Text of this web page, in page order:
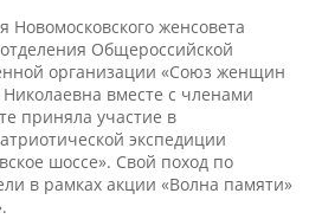
женсовета
Общероссийской
организации «Союз женщин
вместе с членами
приняла участие в
экспедиции
шоссе». Свой поход по
в рамках акции «Волна памяти»